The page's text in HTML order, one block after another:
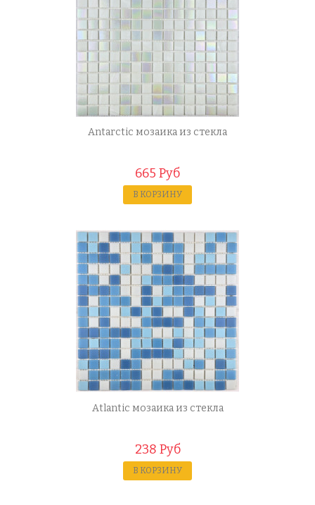
Antarctic мозаика из стекла
665 Руб
В КОРЗИНУ
Atlantic мозаика из стекла
238 Руб
В КОРЗИНУ